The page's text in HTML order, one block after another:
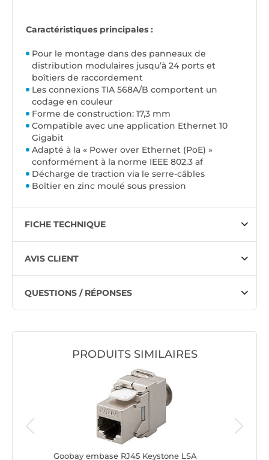
Caractéristiques principales :
Pour le montage dans des panneaux de
distribution modulaires jusqu’à 24 ports et
boîtiers de raccordement
Les connexions TIA 568A/B comportent un
codage en couleur
Forme de construction: 17,3 mm
Compatible avec une application Ethernet 10
Gigabit
Adapté à la « Power over Ethernet (PoE) »
conformément à la norme IEEE 802.3 af
Décharge de traction via le serre-câbles
Boîtier en zinc moulé sous pression
FICHE TECHNIQUE
AVIS CLIENT
QUESTIONS / RÉPONSES
PRODUITS SIMILAIRES
Goobay embase RJ45 Keystone LSA